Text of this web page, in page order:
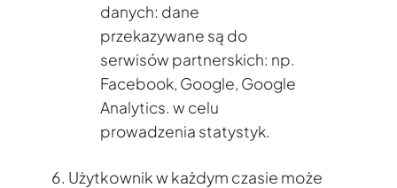
danych: dane
przekazywane są do
serwisów partnerskich: np.
Facebook, Google, Google
Analytics. w celu
prowadzenia statystyk.
Użytkownik w każdym czasie może